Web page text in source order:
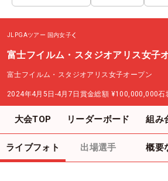
JLPGAツアー 国内女子
富士フイルム・スタジオアリス女子
富士フイルム・スタジオアリス女子オープン
2024年4月5日-4月7日 賞金総額 ¥100,000,000石
大会TOP リーダーボード 組み
ライブフォト 出場選手 概要